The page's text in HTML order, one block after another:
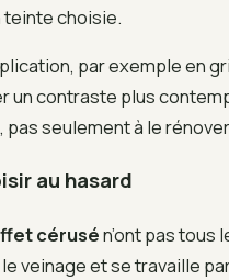
teinte choisie.
par exemple en
contraste plus
seulement à le
au hasard
cérusén’ont pas tous
veinage et se travaille